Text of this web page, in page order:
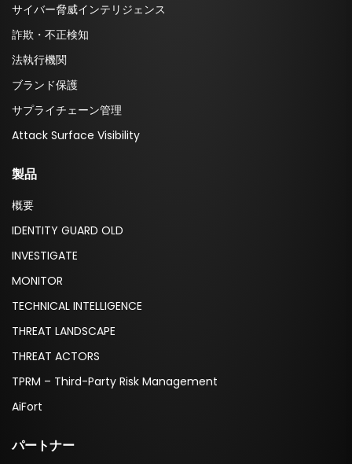
サイバー脅威インテリジェンス
詐欺・不正検知
法執行機関
ブランド保護
サプライチェーン管理
Attack Surface Visibility
製品
概要
IDENTITY GUARD OLD
INVESTIGATE
MONITOR
TECHNICAL INTELLIGENCE
THREAT LANDSCAPE
THREAT ACTORS
TPRM – Third-Party Risk Management
AiFort
パートナー